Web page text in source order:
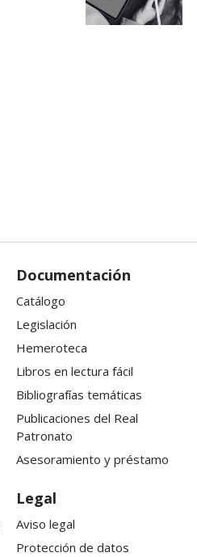
Documentación
Catálogo
Legislación
Hemeroteca
Libros en lectura fácil
Bibliografías temáticas
Publicaciones del Real
Patronato
Asesoramiento y préstamo
Legal
Aviso legal
Protección de datos